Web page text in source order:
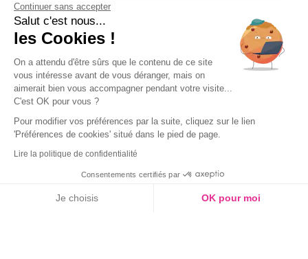
CONTACT
04 42 20 78 42
Du lundi au jeudi de 8h30 à 16h30 & le
vendredi de 8h30 à 15h30
Continuer sans accepter
Salut c'est nous...
les Cookies !
On a attendu d'être sûrs que le contenu de ce site
vous intéresse avant de vous déranger, mais on
aimerait bien vous accompagner pendant votre visite...
C'est OK pour vous ?
Pour modifier vos préférences par la suite, cliquez sur le lien
'Préférences de cookies' situé dans le pied de page.
Lire la politique de confidentialité
Consentements certifiés par
Je choisis OK pour moi